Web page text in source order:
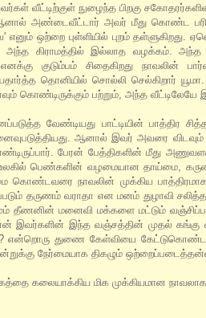
வீட்டிற்குள் நுழைந்த பிறகு
ஆனால் அண்டைவீட்டார் அவர் மீது கொண்ட
ஒற்றை புள்ளியில் புறம் தள்ளுகிறது.
அந்த கிராமத்தில் இல்லாத வழக்கம்.
குடும்பம் சிதைகிறது நாவலின்
தொனியில் சொல்லி செல்கிறார்
கொண்டிருக்கும் பற்றும், அந்த
வேண்டியது பாட்டியின் பாத்திர
ஆனால் இவர் அவரை
பேரன் பேத்திகளின் மீது
பெண்களின் வழமையான தாய்மை, கருணை
கொண்டவரை நாவலின் முக்கிய
தருணம் வராதா என மனம் துழாவி
தீணனின் மனைவி மக்களை மட்டும்
இவர்களின் இந்த வஞ்சத்தின் முதல் கங்கு
என்றொரு துணை கேள்வியை
நேர்மையாக திகழும்
கலையாக்கிய மிக முக்கியமான நாவலாக